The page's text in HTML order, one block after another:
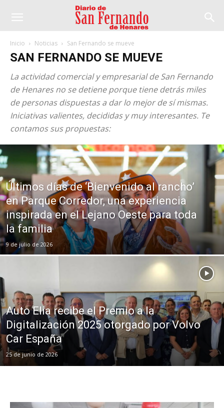
Inicio Noticias San Fernando se mueve
SAN FERNANDO SE MUEVE
La actividad comercial y empresarial de San Fernando
de Henares no se detiene porque tiene detrás miles
de personas dispuestas a dar lo mejor de sí mismas.
Iniciativas valientes, decididas y muy interesantes. Te
contamos sus propuestas:
Últimos días de ‘Bienvenido al rancho’
en Parque Corredor, una experiencia
inspirada en el Lejano Oeste para toda
la familia
9 de julio de 2026
Auto Elia recibe el Premio a la
Digitalización 2025 otorgado por Volvo
Car España
25 de junio de 2026